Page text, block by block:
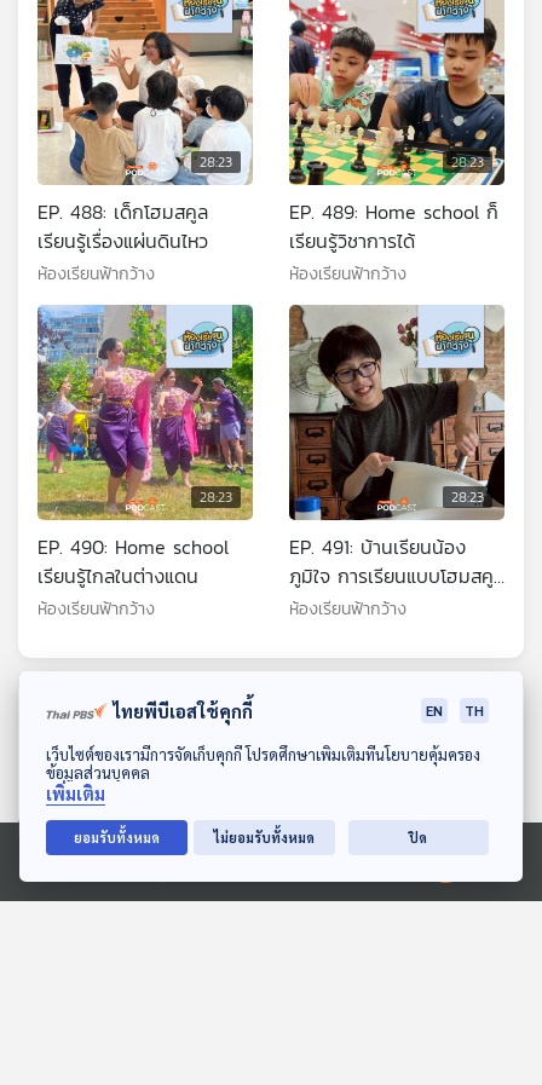
ดาวน์โหลด Thai PBS Podcast Application
Ⓒ 2020 องค์การกระจายเสียงและแพร่ภาพสาธารณะแห่งประเทศไทย
28:23
EP. 488: เด็กโฮมสคูล
เรียนรู้เรื่องแผ่นดินไหว
ห้องเรียนฟ้ากว้าง
28:23
EP. 489: Home school ก็
เรียนรู้วิชาการได้
ห้องเรียนฟ้ากว้าง
28:23
EP. 490: Home school
เรียนรู้ไกลในต่างแดน
ห้องเรียนฟ้ากว้าง
28:23
EP. 491: บ้านเรียนน้อง
ภูมิใจ การเรียนแบบโฮมสคูล
สู่งานวิจัย
ห้องเรียนฟ้ากว้าง
ตอนที่เกี่ยวข้องไทยพีบีเอสใช้คุกกี้ EN TH
เว็บไซต์ของเรามีการจัดเก็บคุกกี้ โปรดศึกษาเพิ่มเติมที่นโยบายคุ้มครอง
ข้อมูลส่วนบุคคล
เพิ่มเติม
ยอมรับทั้งหมด ไม่ยอมรับทั้งหมด ปิด